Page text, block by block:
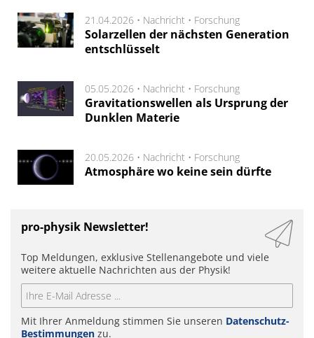
21.04.2026 • Nachricht • Forschung
Solarzellen der nächsten Generation
entschlüsselt
05.05.2026 • Nachricht • Forschung
Gravitationswellen als Ursprung der
Dunklen Materie
20.05.2026 • Nachricht • Forschung
Atmosphäre wo keine sein dürfte
pro-physik Newsletter!
Top Meldungen, exklusive Stellenangebote und viele
weitere aktuelle Nachrichten aus der Physik!
Mit Ihrer Anmeldung stimmen Sie unseren Datenschutz-
Bestimmungen zu.